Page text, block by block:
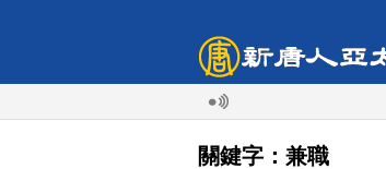
關鍵字：兼職